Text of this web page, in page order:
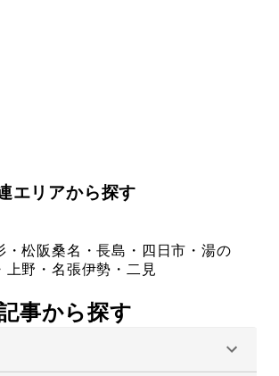
エリアから探す
・松阪桑名・長島・四日市・湯の
上野・名張伊勢・二見
事から探す